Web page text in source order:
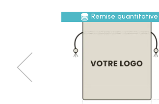
Remise quantitative